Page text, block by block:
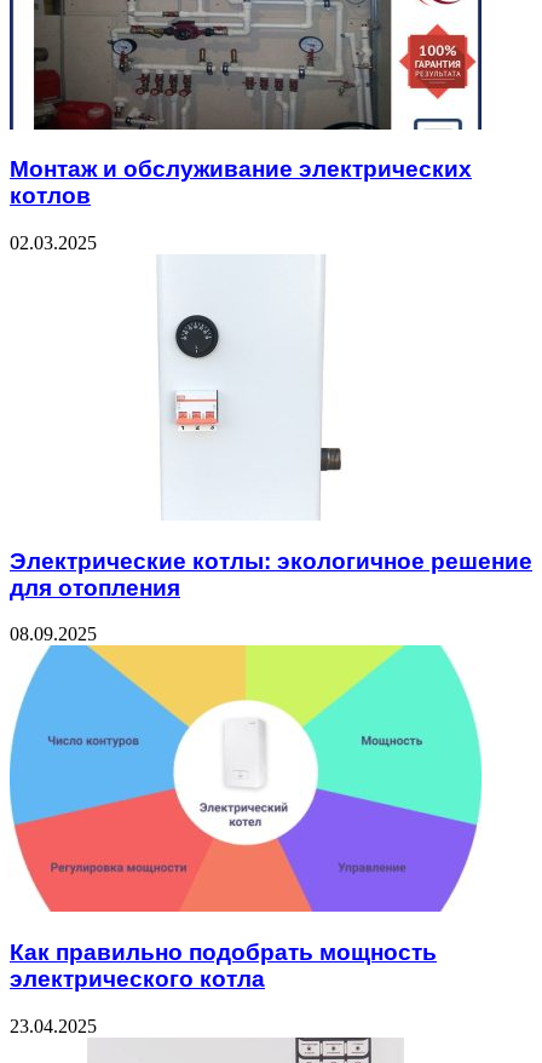
Монтаж и обслуживание электрических
котлов
02.03.2025
Электрические котлы: экологичное решение
для отопления
08.09.2025
Как правильно подобрать мощность
электрического котла
23.04.2025